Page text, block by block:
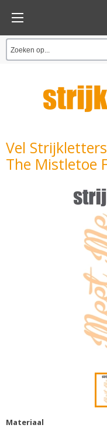
Vel
The Mistletoe
Materiaal